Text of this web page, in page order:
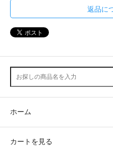
返品に
ホーム
カートを見る